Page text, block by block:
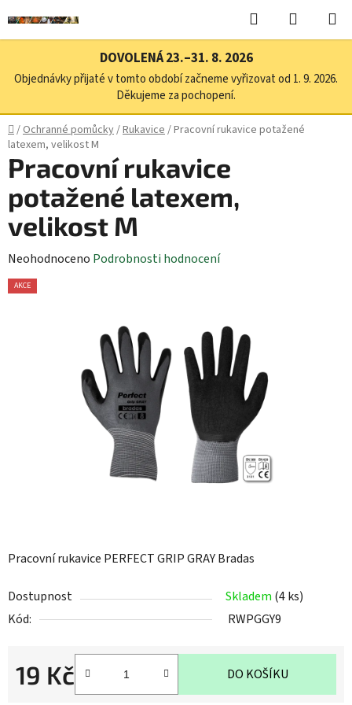
na
obsah
Hledat
KOŠÍK
DOVOLENÁ 23.–31. 8. 2026
Objednávky přijaté v tomto období začneme vyřizovat od 1. 9. 2026.
Děkujeme za pochopení.
Domů
/Ochranné pomůcky/Rukavice/Pracovní rukavice potažené
latexem, velikost M
Pracovní rukavice PERFECT GRIP GRAY Bradas
Dostupnost Skladem (4 ks)
Kód:
RWPGGY9
19 Kč
Měrná cena:
DO KOŠÍKU
Pracovní rukavice
potažené latexem,
velikost M
Průměrné
hodnocení
Neohodnoceno Podrobnosti hodnocení
AKCE